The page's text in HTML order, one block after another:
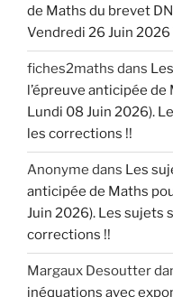
de Maths du brevet
Vendredi 26 Juin 2026
fiches2maths dans
l’épreuve anticipée
Lundi 08 Juin 2026).
les corrections !!
Anonyme dans Les
anticipée de Maths
Juin 2026). Les sujets
corrections !!
Margaux Desoutter
inéquations avec